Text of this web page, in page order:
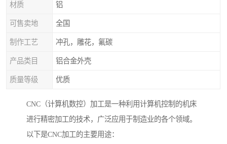
材质 铝
可售卖地 全国
制作工艺 冲孔，雕花，氟碳
产品类目 铝合金外壳
质量等级 优质
CNC（计算机数控）加工是一种利用计算机控制的机床
进行精密加工的技术，广泛应用于制造业的各个领域。
以下是CNC加工的主要用途：